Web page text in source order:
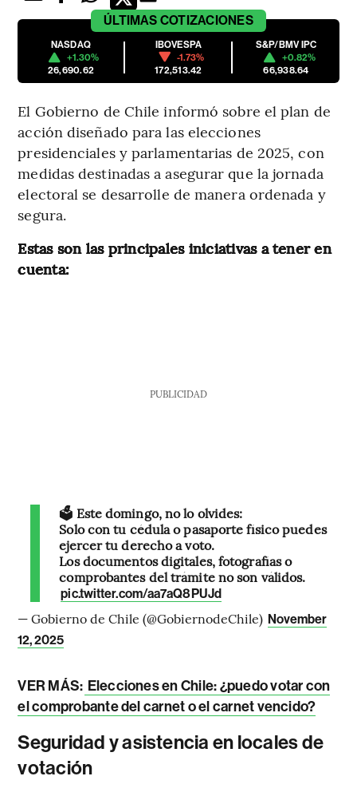
ÚLTIMAS COTIZACIONES
NASDAQ
+1.30%
26,690.62
IBOVESPA
-1.73%
172,513.42
S&P/BMV IPC
+0.82%
66,938.64
El Gobierno de Chile informó sobre el plan de
acción diseñado para las elecciones
presidenciales y parlamentarias de 2025, con
medidas destinadas a asegurar que la jornada
electoral se desarrolle de manera ordenada y
segura.
Estas son las principales iniciativas a tener en
cuenta:
PUBLICIDAD
🗳️ Este domingo, no lo olvides:
Solo con tu cédula o pasaporte físico puedes
ejercer tu derecho a voto.
Los documentos digitales, fotografías o
comprobantes del trámite no son válidos.
pic.twitter.com/aa7aQ8PUJd
— Gobierno de Chile (@GobiernodeChile) November
12, 2025
VER MÁS: Elecciones en Chile: ¿puedo votar con
el comprobante del carnet o el carnet vencido?
Seguridad y asistencia en locales de
votación